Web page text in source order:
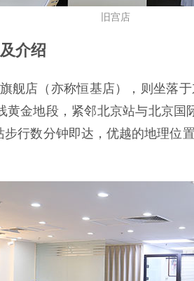
旧宫店
介绍
舰店（亦称恒基店），则坐落
黄金地段，紧邻北京站与北京国
行数分钟即达，优越的地理位